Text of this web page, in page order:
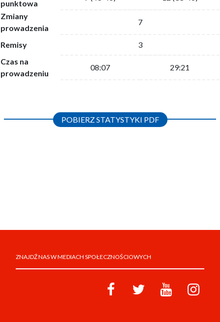
punktowa
Zmiany
prowadzenia
7
Remisy
3
Czas na
prowadzeniu
08:07 29:21
POBIERZ STATYSTYKI PDF
ZNAJDŹ NAS W MEDIACH SPOŁECZNOŚCIOWYCH